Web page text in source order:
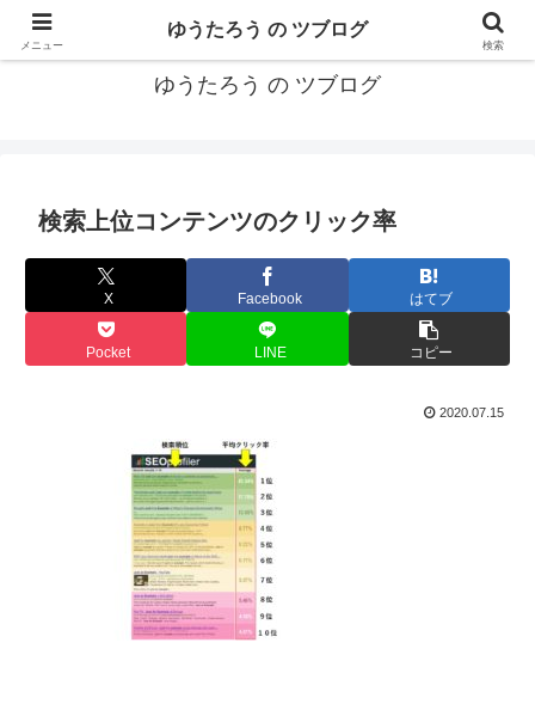
カリフォルニアMBA卒40代がMBA・キャリアとEコマースについて発信
ゆうたろう の ツブログ
検索上位コンテンツのクリック率
X Facebook はてブ
Pocket LINE コピー
2020.07.15
メニュー
ゆうたろう の ツブログ
検索